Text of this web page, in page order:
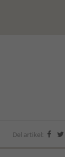
Del artikel:  